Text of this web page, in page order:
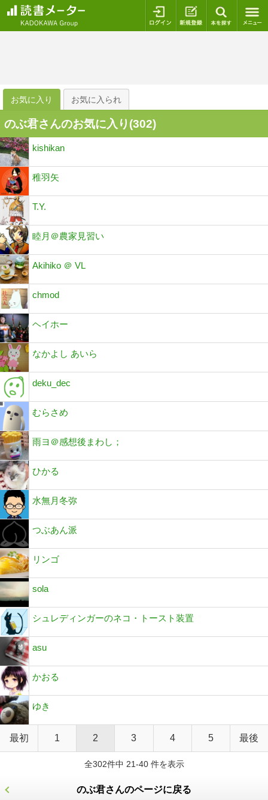
ログイン 新規登録
お気に入り お気に入られ
のぶ君さんのお気に入り(302)
kishikan
稚羽矢
T.Y.
睦月＠農家見習い
Akihiko ＠ VL
chmod
ヘイホー
なかよし あいら
deku_dec
むらさめ
雨ヨ＠感想後まわし；
ひかる
水無月冬弥
つぶあん派
リンゴ
sola
シュレディンガーのネコ・トースト装置
asu
かおる
ゆき
最初 1 2 3 4 5 最後
全302件中 21-40 件を表示
のぶ君さんのページに戻る